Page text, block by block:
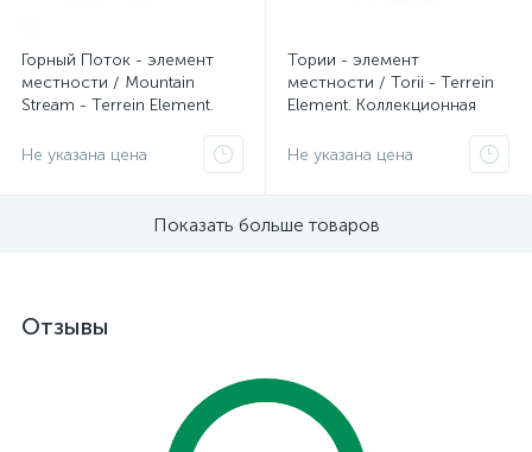
Горный Поток - элемент
местности / Mountain
Stream - Terrein Element.
Zabavka
Не указана цена
Тории - элемент
местности / Torii - Terrein
Element. Коллекционная
Не указана цена
Показать больше товаров
Отзывы